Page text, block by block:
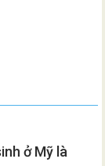
ở Mỹ là